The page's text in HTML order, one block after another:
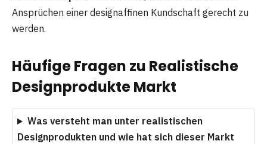
Ansprüchen einer designaffinen Kundschaft gerecht zu
werden.
Häufige Fragen zu Realistische
Designprodukte Markt
Was versteht man unter realistischen
Designprodukten und wie hat sich dieser Markt